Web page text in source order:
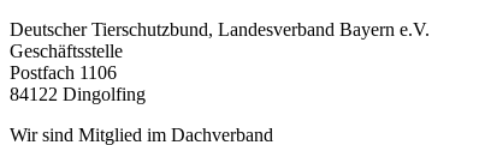
Deutscher Tierschutzbund, Landesverband Bayern e.V.
Geschäftsstelle
Postfach 1106
84122 Dingolfing
Wir sind Mitglied im Dachverband